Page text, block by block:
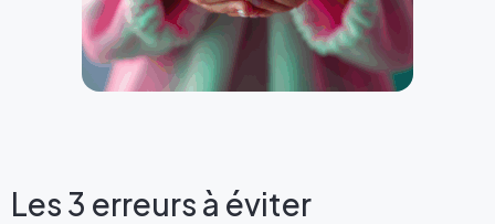
Les 3 erreurs à éviter